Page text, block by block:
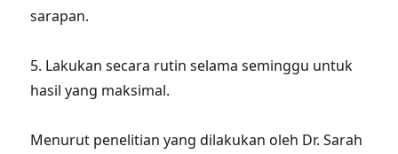
sarapan.
5. Lakukan secara rutin selama seminggu untuk
hasil yang maksimal.
Menurut penelitian yang dilakukan oleh Dr. Sarah